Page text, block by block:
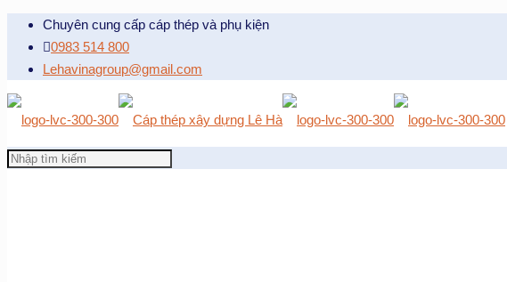
Chuyên cung cấp cáp thép và phụ kiện
0983 514 800
Lehavinagroup@gmail.com